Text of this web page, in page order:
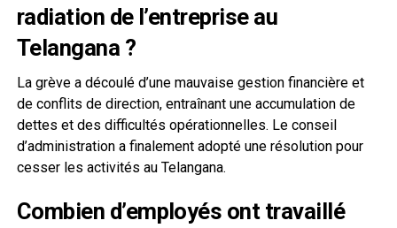
radiation de l’entreprise au
Telangana ?
La grève a découlé d’une mauvaise gestion financière et
de conflits de direction, entraînant une accumulation de
dettes et des difficultés opérationnelles. Le conseil
d’administration a finalement adopté une résolution pour
cesser les activités au Telangana.
Combien d’employés ont travaillé